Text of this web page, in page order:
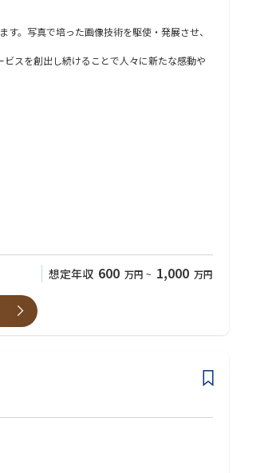
。写真で培った画像技術を駆使・発展させ、
スを創出し続けることで人々に新たな感動や
インフラ画像診断サービス「ひびみっけ」
来にない価値やサービスを生み出す」「社会
想定年収 600 万円 ~ 1,000 万円